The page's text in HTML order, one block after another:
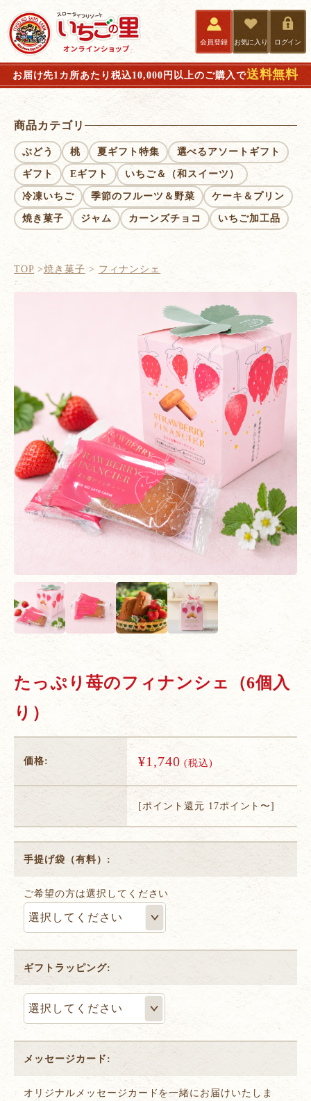
会員登録 お気に入り ログイン
お届け先1カ所あたり税込10,000円以上のご購入で送料無料
商品カテゴリ
ぶどう 桃 夏ギフト特集 選べるアソートギフト
ギフト Eギフト いちご＆（和スイーツ）
冷凍いちご 季節のフルーツ＆野菜 ケーキ＆プリン
焼き菓子 ジャム カーンズチョコ いちご加工品
TOP 焼き菓子 フィナンシェ
たっぷり苺のフィナンシェ（6個入
り）
価格: ¥1,740 (税込)
[ポイント還元 17ポイント〜]
手提げ袋（有料）:
ご希望の方は選択してください
ギフトラッピング:
メッセージカード:
オリジナルメッセージカードを一緒にお届けいたしま